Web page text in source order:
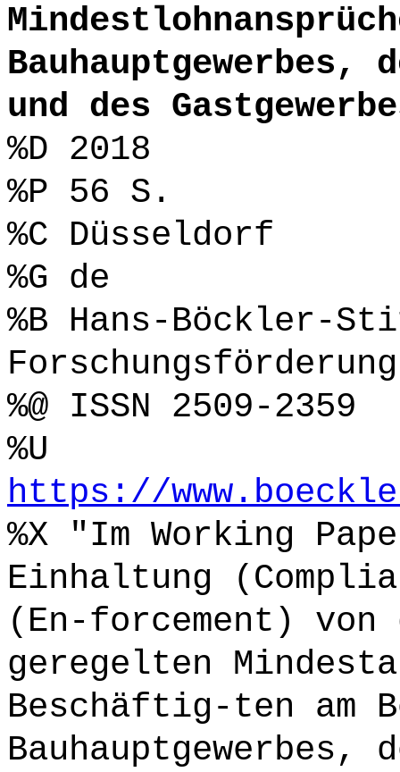
und des
%D 2018
%P 56 S.
%C Düsseldorf
%G de
%B Hans-Böckler-
%@ ISSN 2509-2359
%U
https://
%X "Im Working
Einhaltung
(En-forcement)
geregelten
Beschäftig-ten am